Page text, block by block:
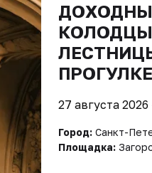
ПРОГУЛКЕ
27 августа 2026
Город: Санкт-
Площадка: